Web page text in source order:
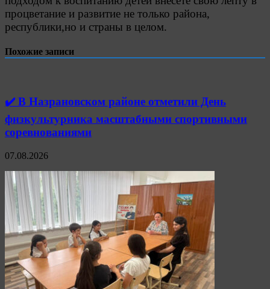
процветание и развитие не только района,
республики,но и страны в целом.
Похожие записи
✔️ В Назрановском районе отметили День
физкультурника масштабными спортивными
соревнованиями
07.08.2026